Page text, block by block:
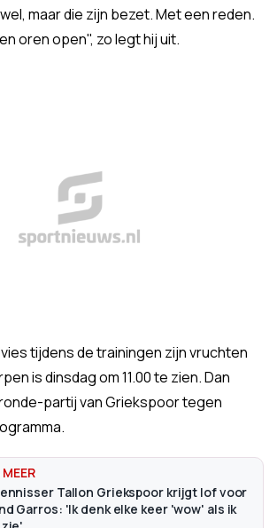
maar die zijn bezet. Met een reden.
oren open", zo legt hij uit.
tijdens de trainingen zijn vruchten
is dinsdag om 11.00 te zien. Dan
partij van Griekspoor tegen
Tallon Griekspoor krijgt lof voor
Garros: 'Ik denk elke keer 'wow' als ik